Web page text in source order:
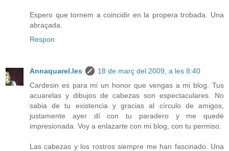
Espero que tornem a coincidir en la propera trobada. Una
abraçada.
Respon
Annaquarel.les
18 de març del 2009, a les 8:40
Cardesin es para mi un honor que vengas a mi blog. Tus
acuarelas y dibujos de cabezas son espectaculares. No
sabia de tu existencia y gracias al círculo de amigos,
justamente ayer dí con tu paradero y me quedé
impresionada. Voy a enlazarte con mi blog, con tu permiso.
Las cabezas y los rostros siempre me han fascinado. Una